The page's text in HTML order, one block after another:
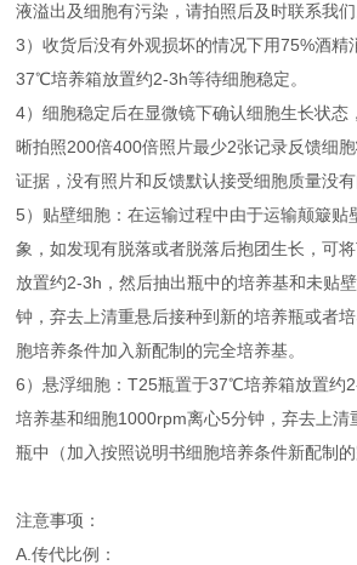
液溢出及细胞有污染，请拍照后及时联系我们
3）收货后没有外观损坏的情况下用75%酒精
37℃培养箱放置约2-3h等待细胞稳定。
4）细胞稳定后在显微镜下确认细胞生长状态
晰拍照200倍400倍照片最少2张记录反馈细
证据，没有照片和反馈默认接受细胞质量没有
5）贴壁细胞：在运输过程中由于运输颠簸贴
象，如发现有脱落或者脱落后抱团生长，可
放置约2-3h，然后抽出瓶中的培养基和未贴
钟，弃去上清重悬后接种到新的培养瓶或者
胞培养条件加入新配制的完全培养基。
6）悬浮细胞：T25瓶置于37℃培养箱放置约
培养基和细胞1000rpm离心5分钟，弃去上清
瓶中（加入按照说明书细胞培养条件新配制的
注意事项：
A.传代比例：